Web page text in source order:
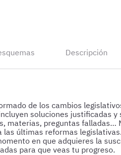
Descripción
de los cambios
soluciones justificadas
materias, preguntas falladas…
las últimas reformas legislativas.
en que adquieres la
para que veas tu progreso.